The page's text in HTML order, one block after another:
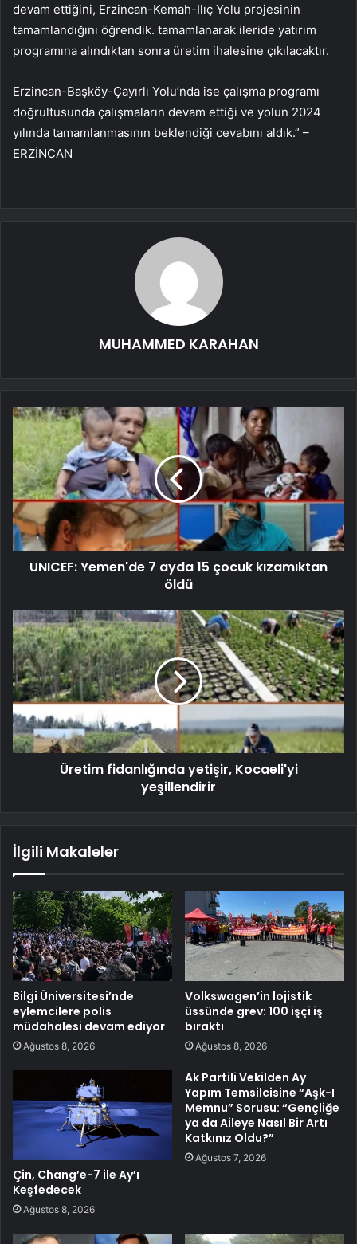
devam ettiğini, Erzincan-Kemah-Ilıç Yolu projesinin
tamamlandığını öğrendik. tamamlanarak ileride yatırım
programına alındıktan sonra üretim ihalesine çıkılacaktır.
Erzincan-Başköy-Çayırlı Yolu’nda ise çalışma programı
doğrultusunda çalışmaların devam ettiği ve yolun 2024
yılında tamamlanmasının beklendiği cevabını aldık.” –
ERZİNCAN
MUHAMMED KARAHAN
UNICEF: Yemen'de 7 ayda 15 çocuk kızamıktan
öldü
Üretim fidanlığında yetişir, Kocaeli'yi
yeşillendirir
İlgili Makaleler
Bilgi Üniversitesi’nde
eylemcilere polis
müdahalesi devam ediyor
Ağustos 8, 2026
Volkswagen’in lojistik
üssünde grev: 100 işçi iş
bıraktı
Ağustos 8, 2026
Çin, Chang’e-7 ile Ay’ı
Keşfedecek
Ağustos 8, 2026
Ak Partili Vekilden Ay
Yapım Temsilcisine “Aşk-I
Memnu” Sorusu: “Gençliğe
ya da Aileye Nasıl Bir Artı
Katkınız Oldu?”
Ağustos 7, 2026